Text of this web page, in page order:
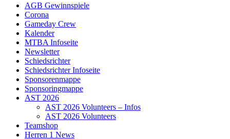
AGB Gewinnspiele
Corona
Gameday Crew
Kalender
MTBA Infoseite
Newsletter
Schiedsrichter
Schiedsrichter Infoseite
Sponsorenmappe
Sponsoringmappe
AST 2026
AST 2026 Volunteers – Infos
AST 2026 Volunteers
Teamshop
Herren 1 News